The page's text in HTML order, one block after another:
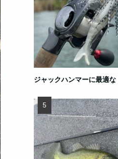
ジャックハンマーに最適